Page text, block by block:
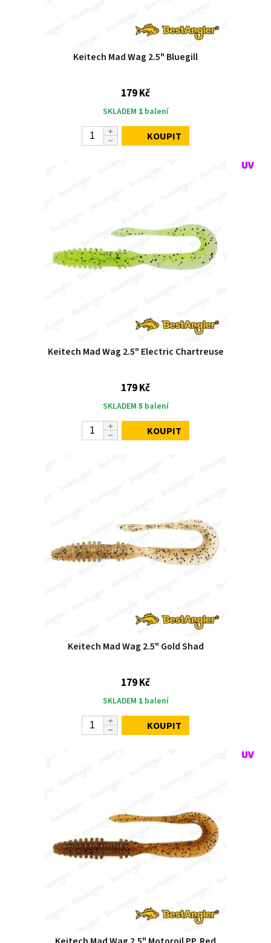
Keitech Mad Wag 2.5" Bluegill
179 Kč
SKLADEM 1balení
KOUPIT
Keitech Mad Wag 2.5" Electric Chartreuse
179 Kč
SKLADEM 5 balení
KOUPIT
Keitech Mad Wag 2.5" Gold Shad
179 Kč
SKLADEM 1balení
KOUPIT